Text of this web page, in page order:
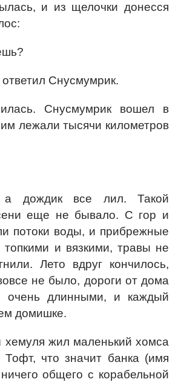
и из щелочки донесся
Снусмумрик.
Снусмумрик вошел в
лежали тысячи километров
дождик все лил. Такой
еще не бывало. С гор и
потоки воды, и прибрежные
и вязкими, травы не
Лето вдруг кончилось,
не было, дороги от дома
очень длинными, и каждый
домишке.
хемуля жил маленький хомса
Тофт, что значит банка (имя
общего с корабельной